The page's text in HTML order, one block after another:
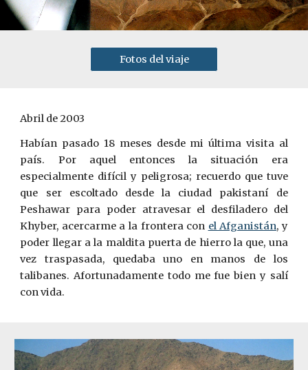
Fotos del viaje
Abril de 2003
Habían pasado 18 meses desde mi última visita al
país. Por aquel entonces la situación era
especialmente difícil y peligrosa; recuerdo que tuve
que ser escoltado desde la ciudad pakistaní de
Peshawar para poder atravesar el desfiladero del
Khyber, acercarme a la frontera con el Afganistán, y
poder llegar a la maldita puerta de hierro la que, una
vez traspasada, quedaba uno en manos de los
talibanes. Afortunadamente todo me fue bien y salí
con vida.